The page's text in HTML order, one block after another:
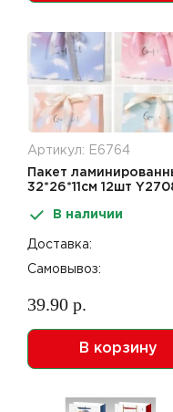
Артикул: Е6764
Пакет
32*26*11см 12шт
В наличии
Доставка:
Самовывоз:
39.90 р.
В корзину